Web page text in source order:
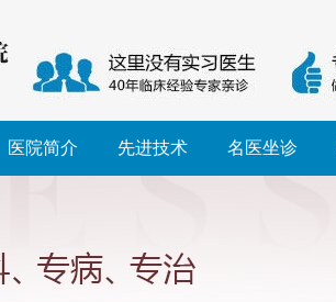
医院简介 先进技术 名医坐诊